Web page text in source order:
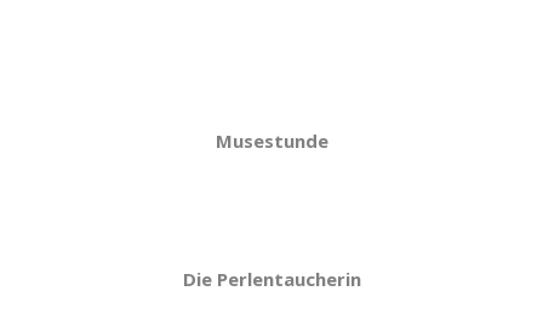
Musestunde
Die Perlentaucherin